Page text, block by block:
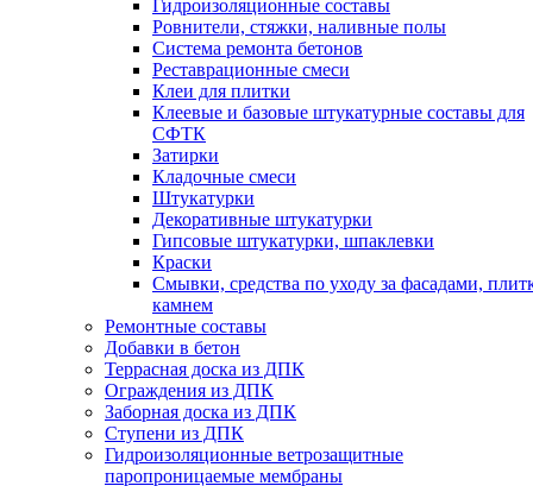
Гидроизоляционные составы
Ровнители, стяжки, наливные полы
Cистема ремонта бетонов
Реставрационные смеси
Клеи для плитки
Клеевые и базовые штукатурные составы для
СФТК
Затирки
Кладочные смеси
Штукатурки
Декоративные штукатурки
Гипсовые штукатурки, шпаклевки
Краски
Смывки, средства по уходу за фасадами,
камнем
Ремонтные составы
Добавки в бетон
Террасная доска из ДПК
Ограждения из ДПК
Заборная доска из ДПК
Ступени из ДПК
Гидроизоляционные ветрозащитные
паропроницаемые мембраны